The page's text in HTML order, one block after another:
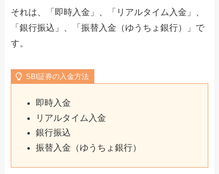
それは、「即時入金」、「リアルタイム入金」、
「銀行振込」、「振替入金（ゆうちょ銀行）」で
す。
SBI証券の入金方法
即時入金
リアルタイム入金
銀行振込
振替入金（ゆうちょ銀行）